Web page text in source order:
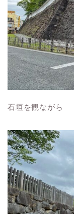
石垣を観ながら